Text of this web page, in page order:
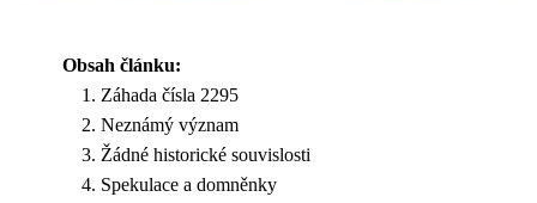
Obsah článku:
Záhada čísla 2295
Neznámý význam
Žádné historické souvislosti
Spekulace a domněnky